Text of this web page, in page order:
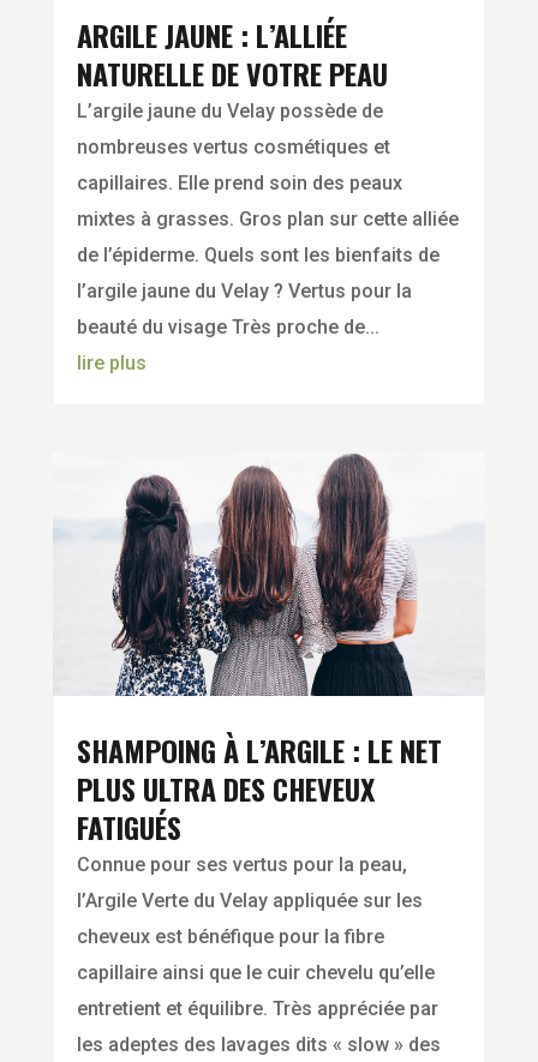
ARGILE JAUNE : L’ALLIÉE
NATURELLE DE VOTRE PEAU
L’argile jaune du Velay possède de
nombreuses vertus cosmétiques et
capillaires. Elle prend soin des peaux
mixtes à grasses. Gros plan sur cette alliée
de l’épiderme. Quels sont les bienfaits de
l’argile jaune du Velay ? Vertus pour la
beauté du visage Très proche de...
lire plus
SHAMPOING À L’ARGILE : LE NET
PLUS ULTRA DES CHEVEUX
FATIGUÉS
Connue pour ses vertus pour la peau,
l’Argile Verte du Velay appliquée sur les
cheveux est bénéfique pour la fibre
capillaire ainsi que le cuir chevelu qu’elle
entretient et équilibre. Très appréciée par
les adeptes des lavages dits « slow » des